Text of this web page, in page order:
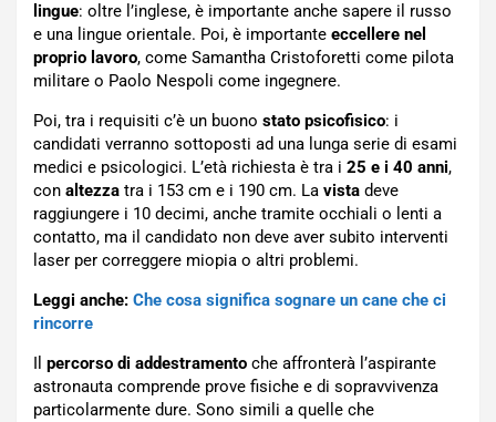
lingue: oltre l’inglese, è importante anche sapere il russo
e una lingue orientale. Poi, è importante eccellere nel
proprio lavoro, come Samantha Cristoforetti come pilota
militare o Paolo Nespoli come ingegnere.
Poi, tra i requisiti c’è un buono stato psicofisico: i
candidati verranno sottoposti ad una lunga serie di esami
medici e psicologici. L’età richiesta è tra i 25 e i 40 anni,
con altezza tra i 153 cm e i 190 cm. La vista deve
raggiungere i 10 decimi, anche tramite occhiali o lenti a
contatto, ma il candidato non deve aver subito interventi
laser per correggere miopia o altri problemi.
Leggi anche: Che cosa significa sognare un cane che ci
rincorre
percorso di addestramento che affronterà l’aspirante
astronauta comprende prove fisiche e di sopravvivenza
particolarmente dure. Sono simili a quelle che